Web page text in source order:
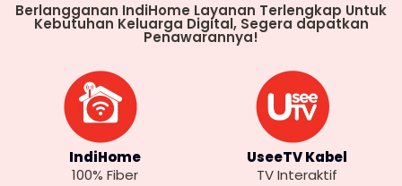
Berlangganan IndiHome Layanan Terlengkap Untuk
Kebutuhan Keluarga Digital, Segera dapatkan
Penawarannya!
IndiHome
100% Fiber
UseeTV Kabel
TV Interaktif